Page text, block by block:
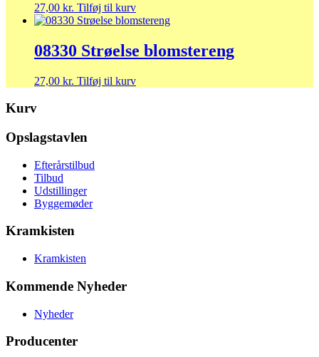
27,00 kr. Tilføj til kurv
08330 Strøelse blomstereng
27,00 kr. Tilføj til kurv
Kurv
Opslagstavlen
Efterårstilbud
Tilbud
Udstillinger
Byggemøder
Kramkisten
Kramkisten
Kommende Nyheder
Nyheder
Producenter